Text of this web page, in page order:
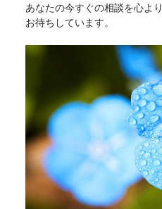
あなたの今すぐの相談を心より
お待ちしています。